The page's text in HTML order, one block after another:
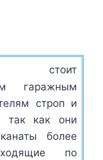
стоит
гаражным
строп и
так как они
более
по